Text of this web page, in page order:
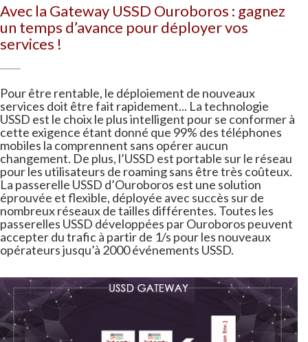
Avec la Gateway USSD Ouroboros : gagnez
un temps d’avance pour déployer vos
services !
Pour être rentable, le déploiement de nouveaux
services doit être fait rapidement... La technologie
USSD est le choix le plus intelligent pour se conformer à
cette exigence étant donné que 99% des téléphones
mobiles la comprennent sans opérer aucun
changement. De plus, l’USSD est portable sur le réseau
pour les utilisateurs de roaming sans être très coûteux.
La passerelle USSD d’Ouroboros est une solution
éprouvée et flexible, déployée avec succès sur de
nombreux réseaux de tailles différentes. Toutes les
passerelles USSD développées par Ouroboros peuvent
accepter du trafic à partir de 1/s pour les nouveaux
opérateurs jusqu’à 2000 événements USSD.